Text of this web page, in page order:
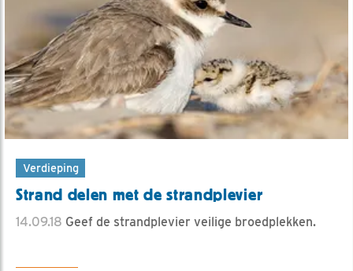
Verdieping
Strand delen met de strandplevier
14.09.18 Geef de strandplevier veilige broedplekken.